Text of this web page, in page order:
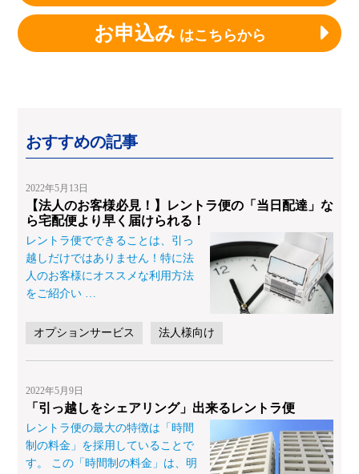
お申込み はこちらから
おすすめの記事
2022年5月13日
【法人のお客様必見！】レントラ便の「当日配達」な
ら宅配便より早く届けられる！
レントラ便でできることは、引っ
越しだけではありません！特に法
人のお客様にオススメな利用方法
をご紹介い
オプションサービス 法人様向け
2022年5月9日
「引っ越しをシェアリング」出来るレントラ便
レントラ便の最大の特徴は「時間
制の料金」を採用していることで
す。 この「時間制の料金」は、明